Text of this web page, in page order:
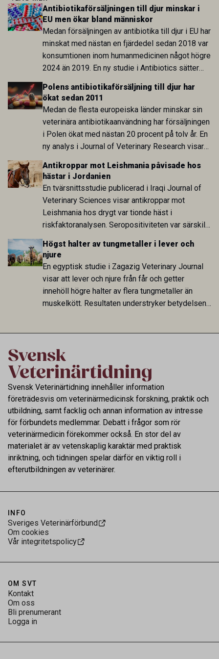
Antibiotikaförsäljningen till djur minskar i
EU men ökar bland människor
Medan försäljningen av antibiotika till djur i EU har
minskat med nästan en fjärdedel sedan 2018 var
konsumtionen inom humanmedicinen något högre
2024 än 2019. En ny studie i Antibiotics sätter
utvecklingen inom de båda sektorerna sida vid
sida och pekar på en obalans i EU:s One Health-
arbete.
Polens antibiotikaförsäljning till djur har
ökat sedan 2011
Medan de flesta europeiska länder minskar sin
veterinära antibiotikaanvändning har försäljningen
i Polen ökat med nästan 20 procent på tolv år. En
ny analys i Journal of Veterinary Research visar
att skillnaden mot lågförbrukarländer som
Sverige är fortsatt stor.
Antikroppar mot Leishmania påvisade hos
hästar i Jordanien
En tvärsnittsstudie publicerad i Iraqi Journal of
Veterinary Sciences visar antikroppar mot
Leishmania hos drygt var tionde häst i
riskfaktoranalysen. Seropositiviteten var särskilt
hög i Zarqa och statistiskt kopplad till bland
annat stallhållning. Resultaten visar att hästarna
har exponerats för parasiten – men inte att de
fungerar som reservoarer eller bidrar till
smittspridning.
Högst halter av tungmetaller i lever och
njure
En egyptisk studie i Zagazig Veterinary Journal
visar att lever och njure från får och getter
innehöll högre halter av flera tungmetaller än
muskelkött. Resultaten understryker betydelsen
Svensk Veterinärtidning innehåller information
företrädesvis om veterinärmedicinsk forskning, praktik och
utbildning, samt facklig och annan information av intresse
för förbundets medlemmar. Debatt i frågor som rör
veterinärmedicin förekommer också. En stor del av
materialet är av vetenskaplig karaktär med praktisk
inriktning, och tidningen spelar därför en viktig roll i
efterutbildningen av veterinärer.
INFO
Sveriges Veterinärförbund
Om cookies
Vår integritetspolicy
OM SVT
Kontakt
Om oss
Bli prenumerant
Logga in